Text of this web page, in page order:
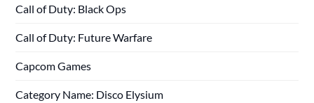
Call of Duty: Black Ops
Call of Duty: Future Warfare
Capcom Games
Category Name: Disco Elysium